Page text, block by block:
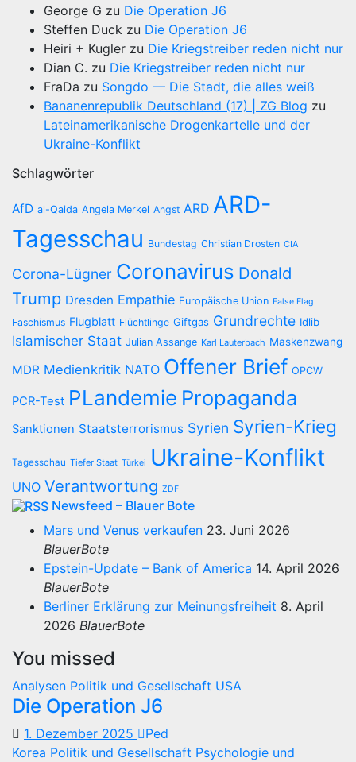
George G zu Die Operation J6
Steffen Duck zu Die Operation J6
Heiri + Kugler zu Die Kriegstreiber reden nicht nur
Dian C. zu Die Kriegstreiber reden nicht nur
FraDa zu Songdo — Die Stadt, die alles weiß
Bananenrepublik Deutschland (17) | ZG Blog zu
Lateinamerikanische Drogenkartelle und der
Ukraine-Konflikt
Schlagwörter
AfD al-Qaida Angela Merkel Angst ARD ARD-
Tagesschau Bundestag Christian Drosten CIA
Corona-Lügner Coronavirus Donald
Trump Dresden Empathie Europäische Union False Flag
Faschismus Flugblatt Flüchtlinge Giftgas Grundrechte Idlib
Islamischer Staat Julian Assange Karl Lauterbach Maskenzwang
MDR Medienkritik NATO Offener Brief OPCW
PCR-Test PLandemie Propaganda
Sanktionen Staatsterrorismus Syrien Syrien-Krieg
Tagesschau Tiefer Staat Türkei Ukraine-Konflikt
UNO Verantwortung ZDF
Newsfeed – Blauer Bote
Mars und Venus verkaufen 23. Juni 2026
BlauerBote
Epstein-Update – Bank of America 14. April 2026
BlauerBote
Berliner Erklärung zur Meinungsfreiheit 8. April
2026 BlauerBote
You missed
Analysen Politik und Gesellschaft USA
Die Operation J6
1. Dezember 2025
Ped
Korea Politik und Gesellschaft Psychologie und